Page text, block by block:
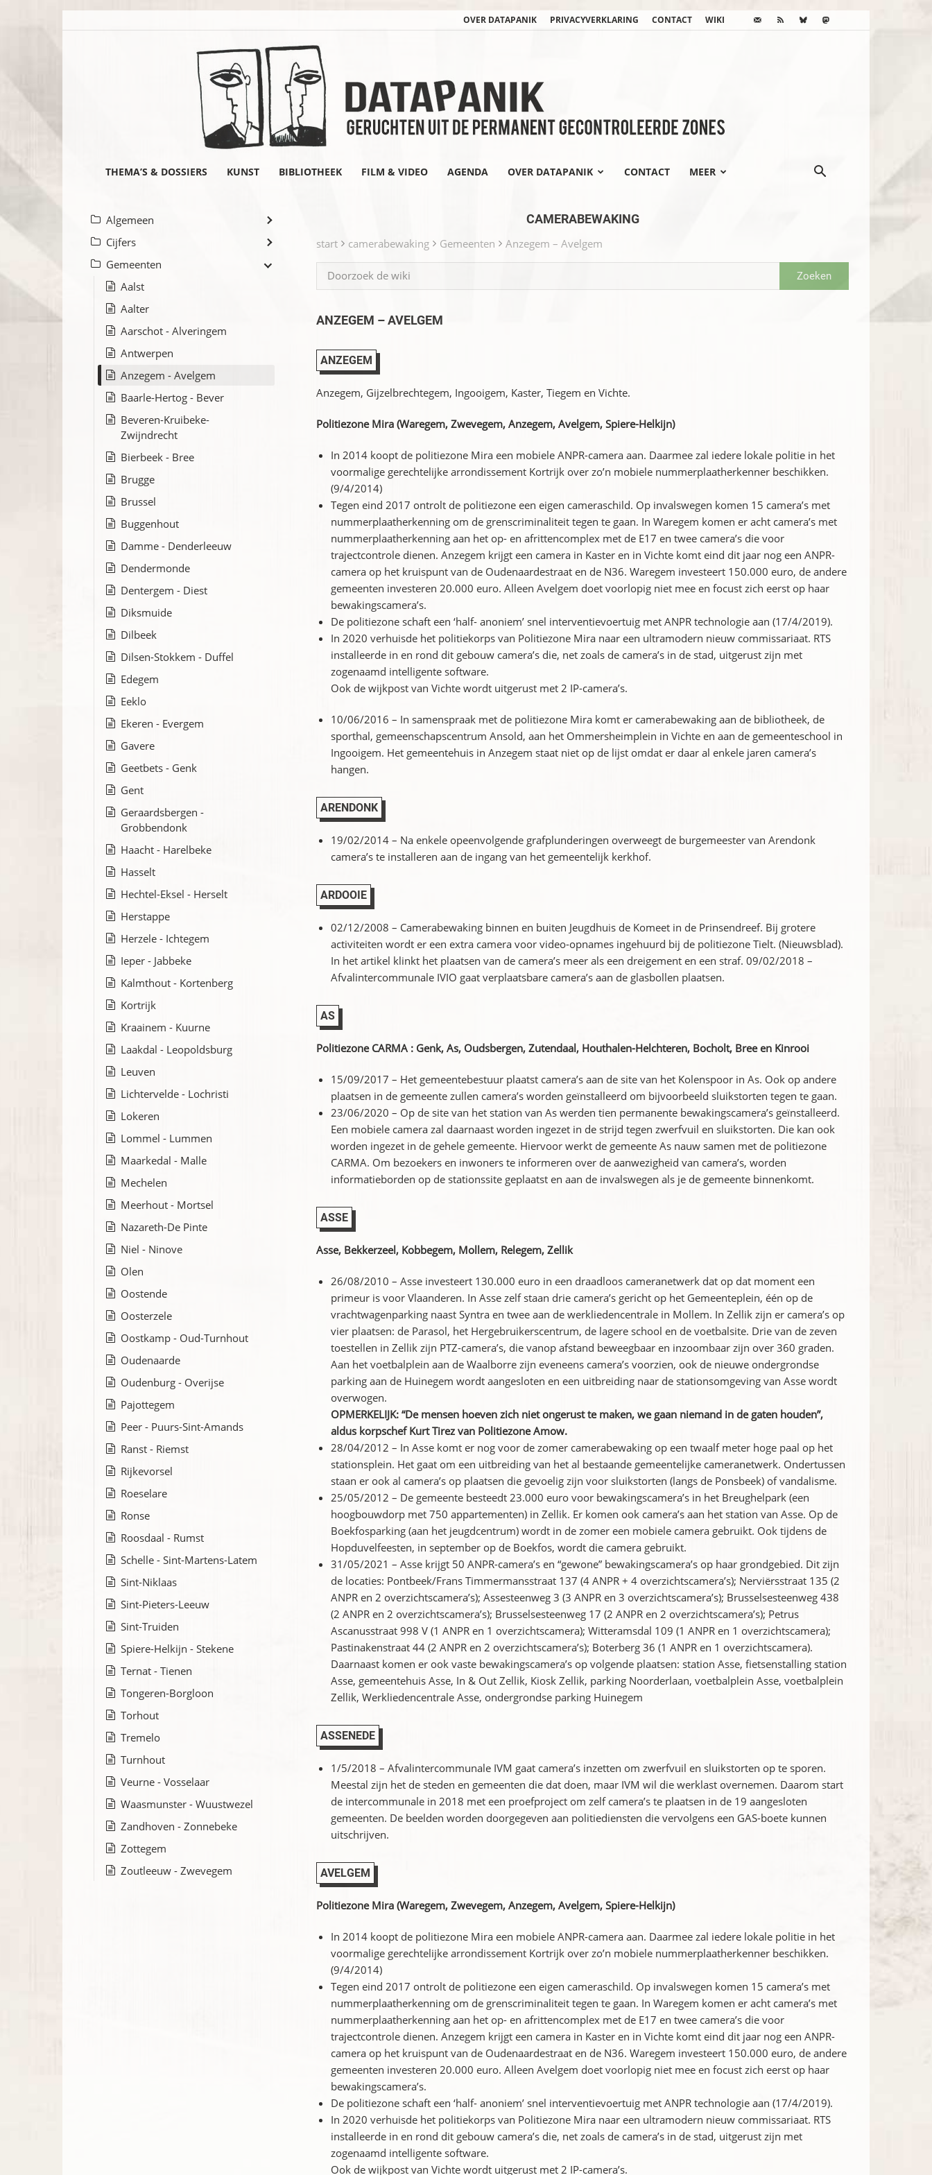
OVER DATAPANIK PRIVACYVERKLARING CONTACT WIKI
THEMA’S & DOSSIERS KUNST BIBLIOTHEEK FILM & VIDEO AGENDA OVER DATAPANIK CONTACT MEER
CAMERABEWAKING
start camerabewaking Gemeenten Anzegem – Avelgem
ANZEGEM – AVELGEM
ANZEGEM
Anzegem, Gijzelbrechtegem, Ingooigem, Kaster, Tiegem en Vichte.
Politiezone Mira (Waregem, Zwevegem, Anzegem, Avelgem, Spiere-Helkijn)
In 2014 koopt de politiezone Mira een mobiele ANPR-camera aan. Daarmee zal iedere lokale politie in het
voormalige gerechtelijke arrondissement Kortrijk over zo’n mobiele nummerplaatherkenner beschikken.
(9/4/2014)
Tegen eind 2017 ontrolt de politiezone een eigen cameraschild. Op invalswegen komen 15 camera’s met
nummerplaatherkenning om de grenscriminaliteit tegen te gaan. In Waregem komen er acht camera’s met
nummerplaatherkenning aan het op- en afrittencomplex met de E17 en twee camera’s die voor
trajectcontrole dienen. Anzegem krijgt een camera in Kaster en in Vichte komt eind dit jaar nog een ANPR-
camera op het kruispunt van de Oudenaardestraat en de N36. Waregem investeert 150.000 euro, de andere
gemeenten investeren 20.000 euro. Alleen Avelgem doet voorlopig niet mee en focust zich eerst op haar
bewakingscamera’s.
De politiezone schaft een ‘half- anoniem’ snel interventievoertuig met ANPR technologie aan (17/4/2019).
In 2020 verhuisde het politiekorps van Politiezone Mira naar een ultramodern nieuw commissariaat. RTS
installeerde in en rond dit gebouw camera’s die, net zoals de camera’s in de stad, uitgerust zijn met
zogenaamd intelligente software.
Ook de wijkpost van Vichte wordt uitgerust met 2 IP-camera’s.
10/06/2016 – In samenspraak met de politiezone Mira komt er camerabewaking aan de bibliotheek, de
sporthal, gemeenschapscentrum Ansold, aan het Ommersheimplein in Vichte en aan de gemeenteschool in
Ingooigem. Het gemeentehuis in Anzegem staat niet op de lijst omdat er daar al enkele jaren camera’s
hangen.
ARENDONK
19/02/2014 – Na enkele opeenvolgende grafplunderingen overweegt de burgemeester van Arendonk
camera’s te installeren aan de ingang van het gemeentelijk kerkhof.
ARDOOIE
02/12/2008 – Camerabewaking binnen en buiten Jeugdhuis de Komeet in de Prinsendreef. Bij grotere
activiteiten wordt er een extra camera voor video-opnames ingehuurd bij de politiezone Tielt. (Nieuwsblad).
In het artikel klinkt het plaatsen van de camera’s meer als een dreigement en een straf. 09/02/2018 –
Afvalintercommunale IVIO gaat verplaatsbare camera’s aan de glasbollen plaatsen.
AS
Politiezone CARMA : Genk, As, Oudsbergen, Zutendaal, Houthalen-Helchteren, Bocholt, Bree en Kinrooi
15/09/2017 – Het gemeentebestuur plaatst camera’s aan de site van het Kolenspoor in As. Ook op andere
plaatsen in de gemeente zullen camera’s worden geïnstalleerd om bijvoorbeeld sluikstorten tegen te gaan.
23/06/2020 – Op de site van het station van As werden tien permanente bewakingscamera’s geïnstalleerd.
Een mobiele camera zal daarnaast worden ingezet in de strijd tegen zwerfvuil en sluikstorten. Die kan ook
worden ingezet in de gehele gemeente. Hiervoor werkt de gemeente As nauw samen met de politiezone
CARMA. Om bezoekers en inwoners te informeren over de aanwezigheid van camera’s, worden
informatieborden op de stationssite geplaatst en aan de invalswegen als je de gemeente binnenkomt.
ASSE
Asse, Bekkerzeel, Kobbegem, Mollem, Relegem, Zellik
26/08/2010 – Asse investeert 130.000 euro in een draadloos cameranetwerk dat op dat moment een
primeur is voor Vlaanderen. In Asse zelf staan drie camera’s gericht op het Gemeenteplein, één op de
vrachtwagenparking naast Syntra en twee aan de werkliedencentrale in Mollem. In Zellik zijn er camera’s op
vier plaatsen: de Parasol, het Hergebruikerscentrum, de lagere school en de voetbalsite. Drie van de zeven
toestellen in Zellik zijn PTZ-camera’s, die vanop afstand beweegbaar en inzoombaar zijn over 360 graden.
Aan het voetbalplein aan de Waalborre zijn eveneens camera’s voorzien, ook de nieuwe ondergrondse
parking aan de Huinegem wordt aangesloten en een uitbreiding naar de stationsomgeving van Asse wordt
overwogen.
OPMERKELIJK: “De mensen hoeven zich niet ongerust te maken, we gaan niemand in de gaten houden”,
aldus korpschef Kurt Tirez van Politiezone Amow.
28/04/2012 – In Asse komt er nog voor de zomer camerabewaking op een twaalf meter hoge paal op het
stationsplein. Het gaat om een uitbreiding van het al bestaande gemeentelijke cameranetwerk. Ondertussen
staan er ook al camera’s op plaatsen die gevoelig zijn voor sluikstorten (langs de Ponsbeek) of vandalisme.
25/05/2012 – De gemeente besteedt 23.000 euro voor bewakingscamera’s in het Breughelpark (een
hoogbouwdorp met 750 appartementen) in Zellik. Er komen ook camera’s aan het station van Asse. Op de
Boekfosparking (aan het jeugdcentrum) wordt in de zomer een mobiele camera gebruikt. Ook tijdens de
Hopduvelfeesten, in september op de Boekfos, wordt die camera gebruikt.
31/05/2021 – Asse krijgt 50 ANPR-camera’s en “gewone” bewakingscamera’s op haar grondgebied. Dit zijn
de locaties: Pontbeek/Frans Timmermansstraat 137 (4 ANPR + 4 overzichtscamera’s); Nerviërsstraat 135 (2
ANPR en 2 overzichtscamera’s); Assesteenweg 3 (3 ANPR en 3 overzichtscamera’s); Brusselsesteenweg 438
(2 ANPR en 2 overzichtscamera’s); Brusselsesteenweg 17 (2 ANPR en 2 overzichtscamera’s); Petrus
Ascanusstraat 998 V (1 ANPR en 1 overzichtscamera); Witteramsdal 109 (1 ANPR en 1 overzichtscamera);
Pastinakenstraat 44 (2 ANPR en 2 overzichtscamera’s); Boterberg 36 (1 ANPR en 1 overzichtscamera).
Daarnaast komen er ook vaste bewakingscamera’s op volgende plaatsen: station Asse, fietsenstalling station
Asse, gemeentehuis Asse, In & Out Zellik, Kiosk Zellik, parking Noorderlaan, voetbalplein Asse, voetbalplein
Zellik, Werkliedencentrale Asse, ondergrondse parking Huinegem
ASSENEDE
1/5/2018 – Afvalintercommunale IVM gaat camera’s inzetten om zwerfvuil en sluikstorten op te sporen.
Meestal zijn het de steden en gemeenten die dat doen, maar IVM wil die werklast overnemen. Daarom start
de intercommunale in 2018 met een proefproject om zelf camera’s te plaatsen in de 19 aangesloten
gemeenten. De beelden worden doorgegeven aan politiediensten die vervolgens een GAS-boete kunnen
uitschrijven.
AVELGEM
Politiezone Mira (Waregem, Zwevegem, Anzegem, Avelgem, Spiere-Helkijn)
In 2014 koopt de politiezone Mira een mobiele ANPR-camera aan. Daarmee zal iedere lokale politie in het
voormalige gerechtelijke arrondissement Kortrijk over zo’n mobiele nummerplaatherkenner beschikken.
(9/4/2014)
Tegen eind 2017 ontrolt de politiezone een eigen cameraschild. Op invalswegen komen 15 camera’s met
nummerplaatherkenning om de grenscriminaliteit tegen te gaan. In Waregem komen er acht camera’s met
nummerplaatherkenning aan het op- en afrittencomplex met de E17 en twee camera’s die voor
trajectcontrole dienen. Anzegem krijgt een camera in Kaster en in Vichte komt eind dit jaar nog een ANPR-
camera op het kruispunt van de Oudenaardestraat en de N36. Waregem investeert 150.000 euro, de andere
gemeenten investeren 20.000 euro. Alleen Avelgem doet voorlopig niet mee en focust zich eerst op haar
bewakingscamera’s.
De politiezone schaft een ‘half- anoniem’ snel interventievoertuig met ANPR technologie aan (17/4/2019).
In 2020 verhuisde het politiekorps van Politiezone Mira naar een ultramodern nieuw commissariaat. RTS
installeerde in en rond dit gebouw camera’s die, net zoals de camera’s in de stad, uitgerust zijn met
zogenaamd intelligente software.
Ook de wijkpost van Vichte wordt uitgerust met 2 IP-camera’s.
Algemeen
Cijfers
Gemeenten
Aalst
Aalter
Aarschot - Alveringem
Antwerpen
Anzegem - Avelgem
Baarle-Hertog - Bever
Beveren-Kruibeke-
Zwijndrecht
Bierbeek - Bree
Brugge
Brussel
Buggenhout
Damme - Denderleeuw
Dendermonde
Dentergem - Diest
Diksmuide
Dilbeek
Dilsen-Stokkem - Duffel
Edegem
Eeklo
Ekeren - Evergem
Gavere
Geetbets - Genk
Gent
Geraardsbergen -
Grobbendonk
Haacht - Harelbeke
Hasselt
Hechtel-Eksel - Herselt
Herstappe
Herzele - Ichtegem
Ieper - Jabbeke
Kalmthout - Kortenberg
Kortrijk
Kraainem - Kuurne
Laakdal - Leopoldsburg
Leuven
Lichtervelde - Lochristi
Lokeren
Lommel - Lummen
Maarkedal - Malle
Mechelen
Meerhout - Mortsel
Nazareth-De Pinte
Niel - Ninove
Olen
Oostende
Oosterzele
Oostkamp - Oud-Turnhout
Oudenaarde
Oudenburg - Overijse
Pajottegem
Peer - Puurs-Sint-Amands
Ranst - Riemst
Rijkevorsel
Roeselare
Ronse
Roosdaal - Rumst
Schelle - Sint-Martens-Latem
Sint-Niklaas
Sint-Pieters-Leeuw
Sint-Truiden
Spiere-Helkijn - Stekene
Ternat - Tienen
Tongeren-Borgloon
Torhout
Tremelo
Turnhout
Veurne - Vosselaar
Waasmunster - Wuustwezel
Zandhoven - Zonnebeke
Zottegem
Zoutleeuw - Zwevegem